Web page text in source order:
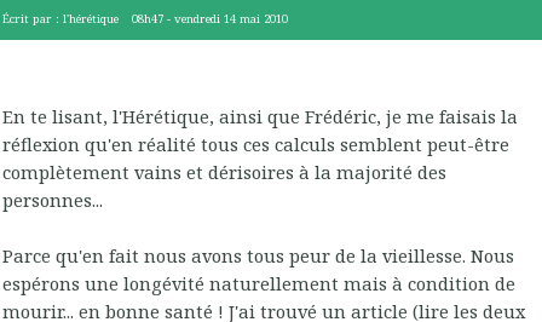
Écrit par : l'hérétique 08h47 -vendredi 14 mai 2010
En te lisant, l'Hérétique, ainsi que Frédéric, je me faisais la
réflexion qu'en réalité tous ces calculs semblent peut-être
complètement vains et dérisoires à la majorité des
personnes...
Parce qu'en fait nous avons tous peur de la vieillesse. Nous
espérons une longévité naturellement mais à condition de
mourir... en bonne santé ! J'ai trouvé un article (lire les deux